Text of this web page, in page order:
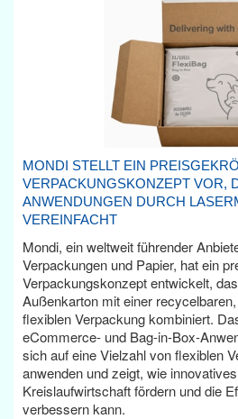
MONDI STELLT EIN
VERPACKUNGSKONZEPT VOR,
ANWENDUNGEN DURCH
VEREINFACHT
Mondi, ein weltweit führender
Verpackungen und Papier, hat ein
Verpackungskonzept entwickelt,
Außenkarton mit einer
flexiblen Verpackung kombiniert.
eCommerce- und Bag-in-Box-
sich auf eine Vielzahl von flexiblen
anwenden und zeigt, wie
Kreislaufwirtschaft fördern und die
verbessern kann.